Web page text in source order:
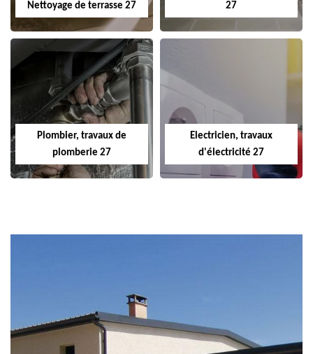
Nettoyage de terrasse 27
27
Plombier, travaux de
plomberie 27
Electricien, travaux
d'électricité 27